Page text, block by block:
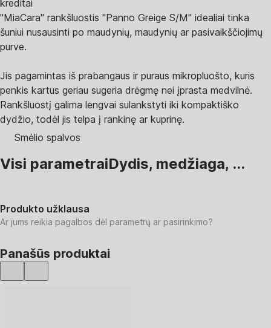
kreditai
"MiaCara" rankšluostis "Panno Greige S/M" idealiai tinka
šuniui nusausinti po maudynių, maudynių ar pasivaikščiojimų
purve.
Jis pagamintas iš prabangaus ir puraus mikropluošto, kuris
penkis kartus geriau sugeria drėgmę nei įprasta medvilnė.
Rankšluostį galima lengvai sulankstyti iki kompaktiško
dydžio, todėl jis telpa į rankinę ar kuprinę.
Smėlio spalvos
Visi parametraiDydis, medžiaga, ...
Produkto užklausa
Ar jums reikia pagalbos dėl parametrų ar pasirinkimo?
Panašūs produktai